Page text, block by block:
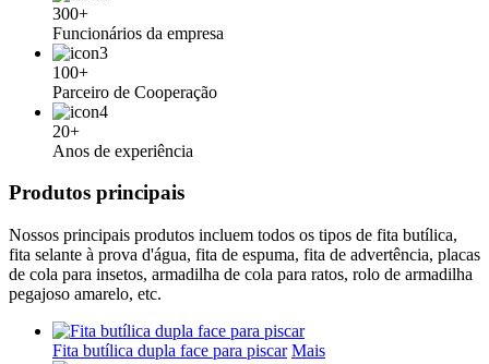
300+
Funcionários da empresa
100+
Parceiro de Cooperação
20+
Anos de experiência
Produtos principais
Nossos principais produtos incluem todos os tipos de fita butílica,
fita selante à prova d'água, fita de espuma, fita de advertência, placas
de cola para insetos, armadilha de cola para ratos, rolo de armadilha
pegajoso amarelo, etc.
Fita butílica dupla face para piscar Mais